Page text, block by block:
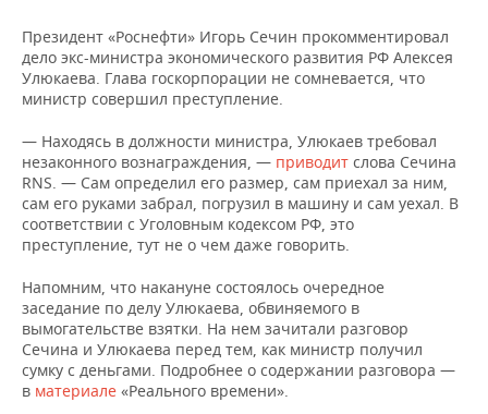
УДМУРТИЯ
НОВОСТИ АНАЛИТИКИ
ДЕКЛАРАЦИИ О ДОХОДАХ
КОРОЛИ ГОСЗАКАЗА ПФО
ВУЗЫ ТАТАРСТАНА
КОМУ ПРИНАДЛЕЖАТ
ТОРГОВЫЕ ЦЕНТРЫ
ЭКОНОМИКА
НОВОСТИ ЭКОНОМИКИ
ФИНАНСЫ
БАНКИ
БЮДЖЕТ
ИНВЕСТИЦИИ
ПРОМЫШЛЕННОСТЬ
НОВОСТИ
ПРОМЫШЛЕННОСТИ
АГРОПРОМ
МАШИНОСТРОЕНИЕ
НЕФТЕХИМИЯ
НЕФТЬ
ОПК
НЕДВИЖИМОСТЬ
НОВОСТИ НЕДВИЖИМОСТИ
АВТО
НОВОСТИ АВТО
БИЗНЕС
НОВОСТИ БИЗНЕСА
РОЗНИЧНАЯ ТОРГОВЛЯ
ТРАНСПОРТ
ТЕХНОЛОГИИ
НОВОСТИ ТЕХНОЛОГИЙ
IT
МЕРОПРИЯТИЯ
НОВОСТИ МЕРОПРИЯТИЙ
СПОРТ
Президент «Роснефти» Игорь Сечин прокомментировал
дело экс-министра экономического развития РФ Алексея
Улюкаева. Глава госкорпорации не сомневается, что
министр совершил преступление.
— Находясь в должности министра, Улюкаев требовал
незаконного вознаграждения, — приводит слова Сечина
RNS. — Сам определил его размер, сам приехал за ним,
сам его руками забрал, погрузил в машину и сам уехал. В
соответствии с Уголовным кодексом РФ, это
преступление, тут не о чем даже говорить.
Напомним, что накануне состоялось очередное
заседание по делу Улюкаева, обвиняемого в
вымогательстве взятки. На нем зачитали разговор
Сечина и Улюкаева перед тем, как министр получил
сумку с деньгами. Подробнее о содержании разговора —
в материале «Реального времени».